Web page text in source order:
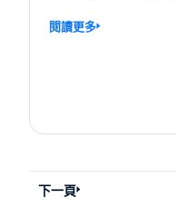
閱讀更多
下一頁